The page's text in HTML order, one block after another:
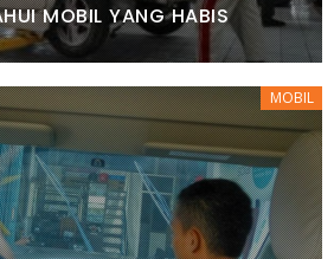
MOBIL YANG HABIS
MOBIL